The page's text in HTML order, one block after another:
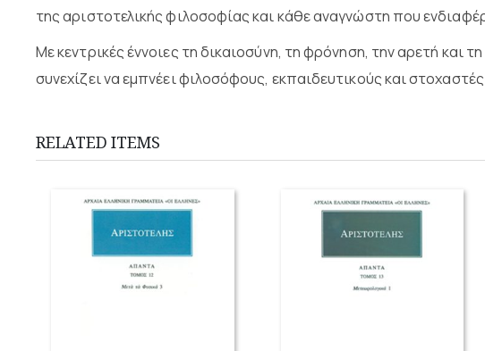
της αριστοτελικής φιλοσοφίας και κάθε αναγνώστη που
Με κεντρικές έννοιες τη δικαιοσύνη, τη φρόνηση, την αρετή και
συνεχίζει να εμπνέει φιλοσόφους, εκπαιδευτικούς και
RELATED ITEMS